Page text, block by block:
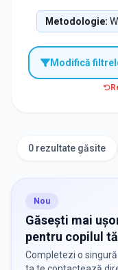
Metodologie:
Modifică
0 rezultate găsite
Nou
Găsești mai
pentru copilul
Completezi o